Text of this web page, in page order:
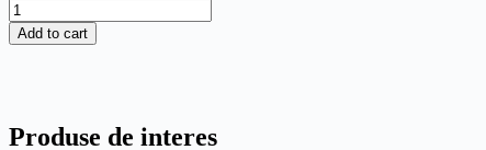
Add to cart
Produse de interes